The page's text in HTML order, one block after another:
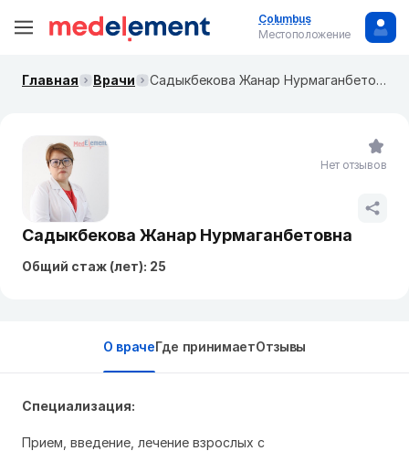
Columbus
Местоположение
Главная Врачи Садыкбекова Жанар Нурмаганбетовна
Садыкбекова Жанар Нурмаганбетовна
Общий стаж (лет): 25
Нет отзывов
О врачеГде принимаетОтзывы
Специализация:
Прием, введение, лечение взрослых с